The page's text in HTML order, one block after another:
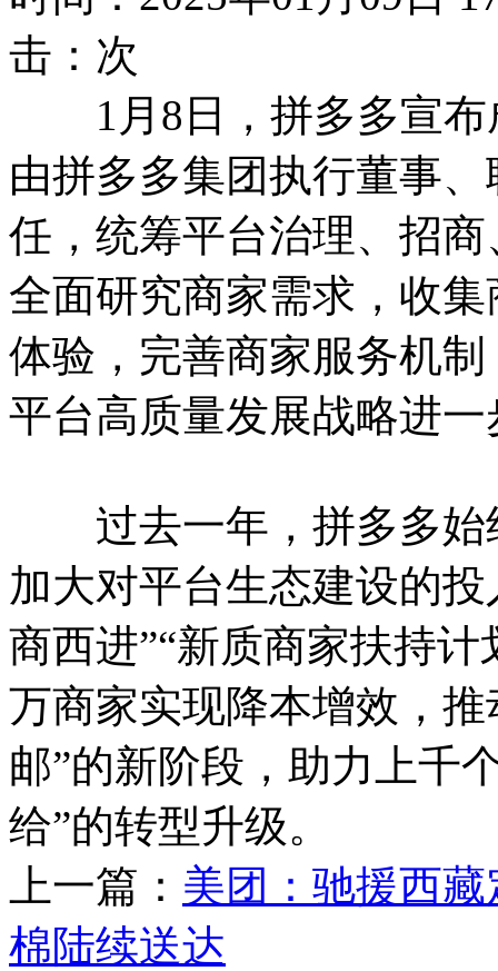
击： 次
1月8日，拼多多宣布
由拼多多集团执行董事
任，统筹平台治理、招
全面研究商家需求，收
体验，完善商家服务机
平台高质量发展战略进
过去一年，拼多多始
加大对平台生态建设的
商西进”“新质商家扶持
万商家实现降本增效，
邮”的新阶段，助力上千
给”的转型升级。
上一篇： 美团：驰援西
棉陆续送达